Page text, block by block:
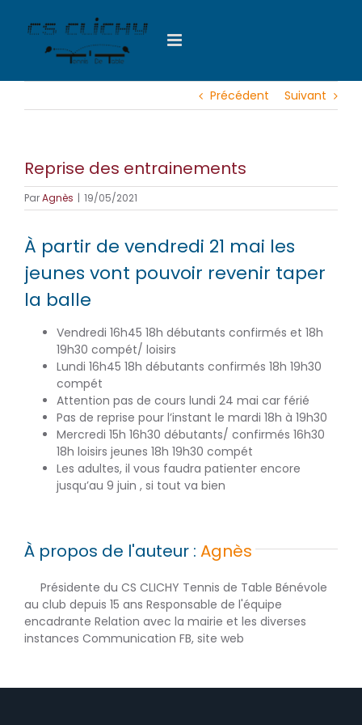
Précédent Suivant
Reprise des entrainements
ParAgnès | 19/05/2021
À partir de vendredi 21 mai les
jeunes vont pouvoir revenir taper
la balle
Vendredi 16h45 18h débutants confirmés et 18h
19h30 compét/ loisirs
Lundi 16h45 18h débutants confirmés 18h 19h30
compét
Attention pas de cours lundi 24 mai car férié
Pas de reprise pour l’instant le mardi 18h à 19h30
Mercredi 15h 16h30 débutants/ confirmés 16h30
18h loisirs jeunes 18h 19h30 compét
Les adultes, il vous faudra patienter encore
jusqu’au 9 juin , si tout va bien
À propos de l'auteur : Agnès
Présidente du CS CLICHY Tennis de Table Bénévole
au club depuis 15 ans Responsable de l'équipe
encadrante Relation avec la mairie et les diverses
instances Communication FB, site web